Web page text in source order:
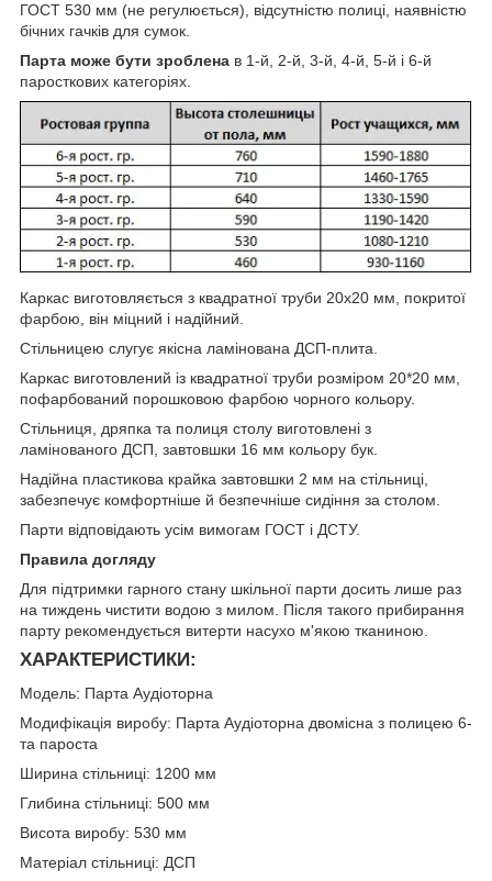
ГОСТ 530 мм (не регулюється), відсутністю полиці, наявністю
бічних гачків для сумок.
Парта може бути зроблена в 1-й, 2-й, 3-й, 4-й, 5-й і 6-й
паросткових категоріях.
Каркас виготовляється з квадратної труби 20x20 мм, покритої
фарбою, він міцний і надійний.
Стільницею слугує якісна ламінована ДСП-плита.
Каркас виготовлений із квадратної труби розміром 20*20 мм,
пофарбований порошковою фарбою чорного кольору.
Стільниця, дряпка та полиця столу виготовлені з
ламінованого ДСП, завтовшки 16 мм кольору бук.
Надійна пластикова крайка завтовшки 2 мм на стільниці,
забезпечує комфортніше й безпечніше сидіння за столом.
Парти відповідають усім вимогам ГОСТ і ДСТУ.
Правила догляду
Для підтримки гарного стану шкільної парти досить лише раз
на тиждень чистити водою з милом. Після такого прибирання
парту рекомендується витерти насухо м'якою тканиною.
ХАРАКТЕРИСТИКИ:
Модель: Парта Аудіоторна
Модифікація виробу: Парта Аудіоторна двомісна з полицею 6-
та пароста
Ширина стільниці: 1200 мм
Глибина стільниці: 500 мм
Висота виробу: 530 мм
Матеріал стільниці: ДСП